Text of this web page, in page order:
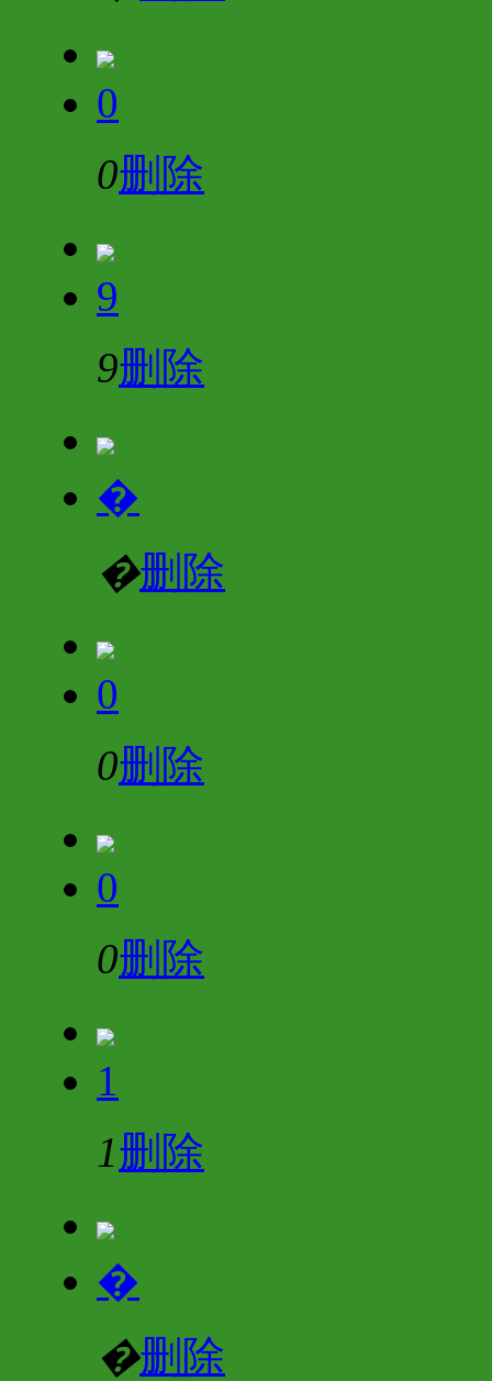
0
0删除
9
9删除
�
�删除
0
0删除
0
0删除
1
1删除
�
�删除